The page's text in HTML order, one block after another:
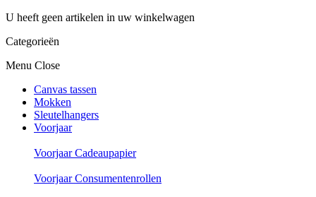
U heeft geen artikelen in uw winkelwagen
Categorieën
Menu Close
Canvas tassen
Mokken
Sleutelhangers
Voorjaar
Voorjaar Cadeaupapier
Voorjaar Consumentenrollen